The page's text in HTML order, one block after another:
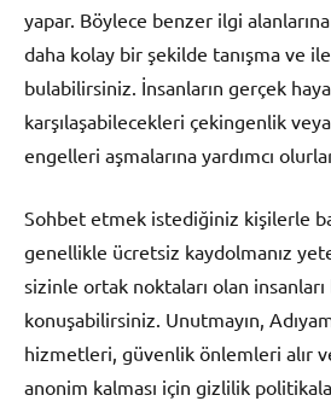
yapar. Böylece benzer ilgi
daha kolay bir şekilde tanışma ve
bulabilirsiniz. İnsanların gerçek
karşılaşabilecekleri çekingenlik
engelleri aşmalarına yardımcı
Sohbet etmek istediğiniz kişilerle
genellikle ücretsiz kaydolmanız
sizinle ortak noktaları olan
konuşabilirsiniz. Unutmayın,
hizmetleri, güvenlik önlemleri alır ve
anonim kalması için gizlilik